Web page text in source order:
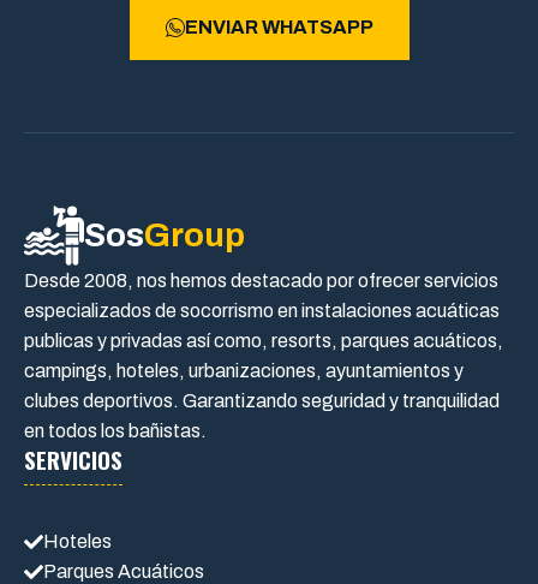
ENVIAR WHATSAPP
SosGroup
Desde 2008, nos hemos destacado por ofrecer servicios
especializados de socorrismo en instalaciones acuáticas
publicas y privadas así como, resorts, parques acuáticos,
campings, hoteles, urbanizaciones, ayuntamientos y
clubes deportivos. Garantizando seguridad y tranquilidad
en todos los bañistas.
SERVICIOS
Hoteles
Parques Acuáticos